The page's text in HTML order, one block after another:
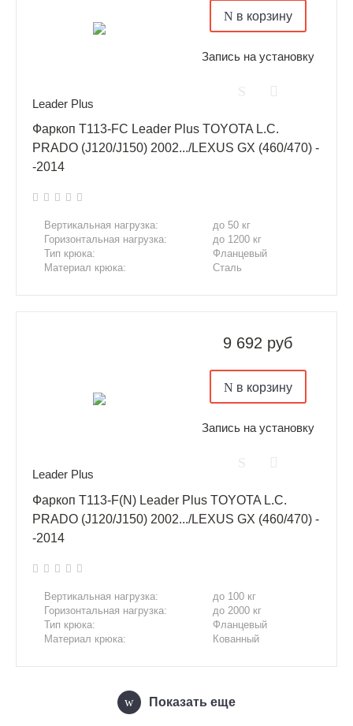
Leader Plus
в корзину
Запись на установку
Фаркоп T113-FC Leader Plus TOYOTA L.C.
PRADO (J120/J150) 2002.../LEXUS GX (460/470) -
-2014
Вертикальная нагрузка:
до 50 кг
Горизонтальная нагрузка:
до 1200 кг
Тип крюка:
Фланцевый
Материал крюка:
Сталь
Leader Plus
9 692 руб
в корзину
Запись на установку
Фаркоп T113-F(N) Leader Plus TOYOTA L.C.
PRADO (J120/J150) 2002.../LEXUS GX (460/470) -
-2014
Вертикальная нагрузка:
до 100 кг
Горизонтальная нагрузка:
до 2000 кг
Тип крюка:
Фланцевый
Материал крюка:
Кованный
Показать еще